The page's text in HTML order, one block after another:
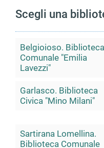
Scegli una
Belgioioso. Biblioteca
Comunale "Emilia
Lavezzi"
Garlasco. Biblioteca
Civica "Mino Milani"
Sartirana Lomellina.
Biblioteca Comunale